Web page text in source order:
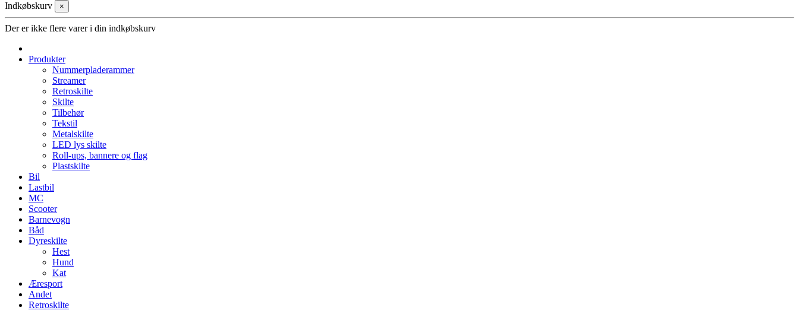
Indkøbskurv
×
Der er ikke flere varer i din indkøbskurv
Produkter
Nummerpladerammer
Streamer
Retroskilte
Skilte
Tilbehør
Tekstil
Metalskilte
LED lys skilte
Roll-ups, bannere og flag
Plastskilte
Bil
Lastbil
MC
Scooter
Barnevogn
Båd
Dyreskilte
Hest
Hund
Kat
Æresport
Andet
Retroskilte